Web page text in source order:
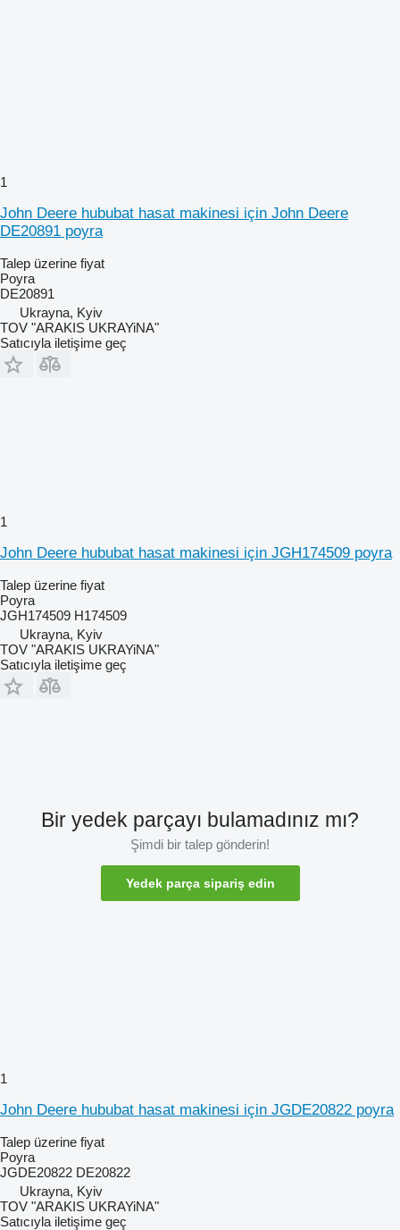
1
John Deere hububat hasat makinesi için John Deere
DE20891 poyra
Talep üzerine fiyat
Poyra
DE20891
Ukrayna, Kyiv
TOV "ARAKIS UKRAYiNA"
Satıcıyla iletişime geç
1
John Deere hububat hasat makinesi için JGH174509 poyra
Talep üzerine fiyat
Poyra
JGH174509 H174509
Ukrayna, Kyiv
TOV "ARAKIS UKRAYiNA"
Satıcıyla iletişime geç
Bir yedek parçayı bulamadınız mı?
Şimdi bir talep gönderin!
Yedek parça sipariş edin
1
John Deere hububat hasat makinesi için JGDE20822 poyra
Talep üzerine fiyat
Poyra
JGDE20822 DE20822
Ukrayna, Kyiv
TOV "ARAKIS UKRAYiNA"
Satıcıyla iletişime geç